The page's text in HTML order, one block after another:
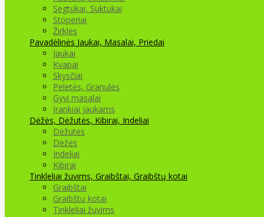
Segtukai, Suktukai
Stoperiai
Žirklės
Pavadėlinės Jaukai, Masalai, Priedai
Jaukai
Kvapai
Skysčiai
Peletės, Granulės
Gyvi masalai
Įrankiai jaukams
Dėžės, Dėžutės, Kibirai, Indeliai
Dėžutės
Dėžės
Indeliai
Kibirai
Tinkleliai žuvims, Graibštai, Graibštų kotai
Graibštai
Graibštų kotai
Tinkleliai žuvims